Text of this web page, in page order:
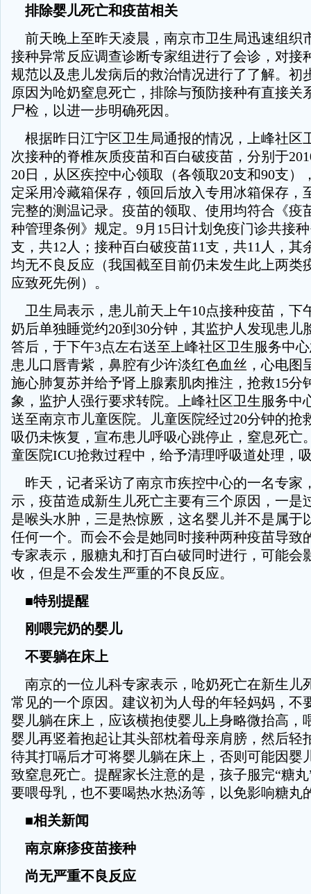
排除婴儿死亡和疫苗相关
前天晚上至昨天凌晨，南京市卫生局迅速组织
接种异常反应调查诊断专家组进行了会诊，对接
规范以及患儿发病后的救治情况进行了了解。初
原因为呛奶窒息死亡，排除与预防接种有直接关
尸检，以进一步明确死因。
根据昨日江宁区卫生局通报的情况，上峰社区
次接种的脊椎灰质疫苗和百白破疫苗，分别于
20日，从区疾控中心领取（各领取20支和90支）
定采用冷藏箱保存，领回后放入专用冰箱保存，
完整的测温记录。疫苗的领取、使用均符合《疫
种管理条例》规定。9月15日计划免疫门诊共接
支，共12人；接种百白破疫苗11支，共11人，其
均无不良反应（我国截至目前仍未发生此上两类
应致死先例）。
卫生局表示，患儿前天上午10点接种疫苗，下
奶后单独睡觉约20到30分钟，其监护人发现患儿
答后，于下午3点左右送至上峰社区卫生服务中
患儿口唇青紫，鼻腔有少许淡红色血丝，心电图
施心肺复苏并给予肾上腺素肌肉推注，抢救15分
象，监护人强行要求转院。上峰社区卫生服务中
送至南京市儿童医院。儿童医院经过20分钟的抢
吸仍未恢复，宣布患儿呼吸心跳停止，窒息死亡
童医院ICU抢救过程中，给予清理呼吸道处理，
昨天，记者采访了南京市疾控中心的一名专家
示，疫苗造成新生儿死亡主要有三个原因，一是
是喉头水肿，三是热惊厥，这名婴儿并不是属于
任何一个。而会不会是她同时接种两种疫苗导致
专家表示，服糖丸和打百白破同时进行，可能会
收，但是不会发生严重的不良反应。
■特别提醒
刚喂完奶的婴儿
不要躺在床上
南京的一位儿科专家表示，呛奶死亡在新生儿
常见的一个原因。建议初为人母的年轻妈妈，不
婴儿躺在床上，应该横抱使婴儿上身略微抬高，
婴儿再竖着抱起让其头部枕着母亲肩膀，然后轻
待其打嗝后才可将婴儿躺在床上，否则可能因婴
致窒息死亡。提醒家长注意的是，孩子服完“糖
要喂母乳，也不要喝热水热汤等，以免影响糖丸
■相关新闻
南京麻疹疫苗接种
尚无严重不良反应